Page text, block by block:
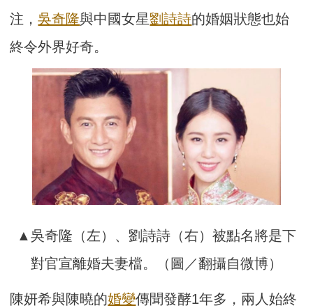
注，吳奇隆與中國女星劉詩詩的婚姻狀態也始
終令外界好奇。
▲吳奇隆（左）、劉詩詩（右）被點名將是下
對官宣離婚夫妻檔。（圖／翻攝自微博）
陳妍希與陳曉的婚變傳聞發酵1年多，兩人始終